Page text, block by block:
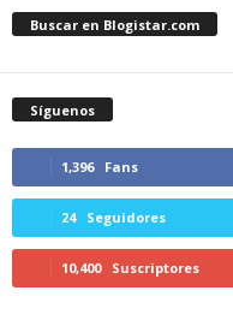
Buscar en Blogistar.com
Síguenos
1,396 Fans
24 Seguidores
10,400 Suscriptores